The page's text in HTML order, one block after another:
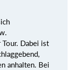
Dabei ist
anhalten. Bei